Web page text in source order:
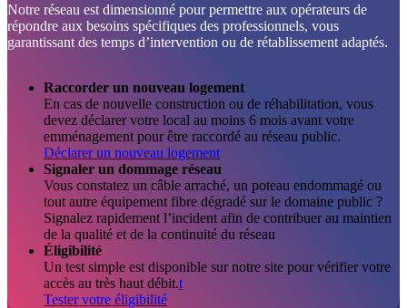
Notre réseau est dimensionné pour permettre aux opérateurs de
répondre aux besoins spécifiques des professionnels, vous
garantissant des temps d’intervention ou de rétablissement adaptés.
Raccorder un nouveau logement
En cas de nouvelle construction ou de réhabilitation, vous
devez déclarer votre local au moins 6 mois avant votre
emménagement pour être raccordé au réseau public.
Déclarer un nouveau logement
Signaler un dommage réseau
Vous constatez un câble arraché, un poteau endommagé ou
tout autre équipement fibre dégradé sur le domaine public ?
Signalez rapidement l’incident afin de contribuer au maintien
de la qualité et de la continuité du réseau
Éligibilité
Un test simple est disponible sur notre site pour vérifier votre
accès au très haut débit.t
Tester votre éligibilité